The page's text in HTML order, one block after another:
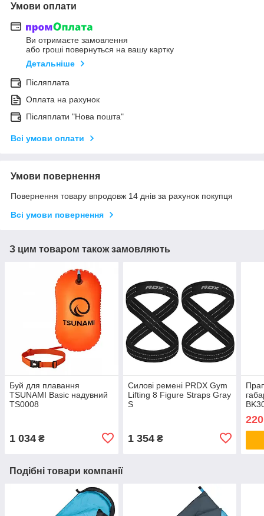
Умови оплати
Ви отримаєте замовлення
або гроші повернуться на вашу картку
Детальніше
Післяплата
Оплата на рахунок
Післяплати "Нова пошта"
Всі умови оплати
Умови повернення
Повернення товару впродовж 14 днів за рахунок покупця
Всі умови повернення
З цим товаром також замовляють
Буй для плавання
TSUNAMI Basic надувний
TS0008
1 034 ₴
Силові ремені PRDX Gym
Lifting 8 Figure Straps Gray
S
1 354₴
220
Подібні товари компанії